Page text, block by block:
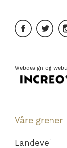
Webdesign og
Våre grener
Landevei